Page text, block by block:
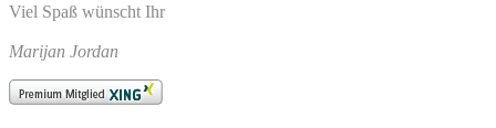
Viel Spaß wünscht Ihr
Marijan Jordan